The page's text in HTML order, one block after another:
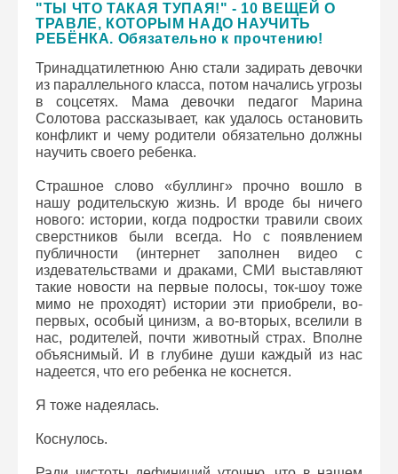
"ТЫ ЧТО ТАКАЯ ТУПАЯ!" - 10 ВЕЩЕЙ О
ТРАВЛЕ, КОТОРЫМ НАДО НАУЧИТЬ
РЕБЁНКА. Обязательно к прочтению!
Тринадцатилетнюю Аню стали задирать девочки
из параллельного класса, потом начались угрозы
в соцсетях. Мама девочки педагог Марина
Солотова рассказывает, как удалось остановить
конфликт и чему родители обязательно должны
научить своего ребенка.
Страшное слово «буллинг» прочно вошло в
нашу родительскую жизнь. И вроде бы ничего
нового: истории, когда подростки травили своих
сверстников были всегда. Но с появлением
публичности (интернет заполнен видео с
издевательствами и драками, СМИ выставляют
такие новости на первые полосы, ток-шоу тоже
мимо не проходят) истории эти приобрели, во-
первых, особый цинизм, а во-вторых, вселили в
нас, родителей, почти животный страх. Вполне
объяснимый. И в глубине души каждый из нас
надеется, что его ребенка не коснется.
Я тоже надеялась.
Коснулось.